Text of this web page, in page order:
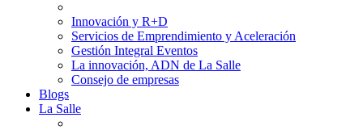
Innovación y R+D
Servicios de Emprendimiento y Aceleración
Gestión Integral Eventos
La innovación, ADN de La Salle
Consejo de empresas
Blogs
La Salle